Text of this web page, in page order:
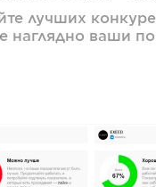
лучших
наглядно ваши